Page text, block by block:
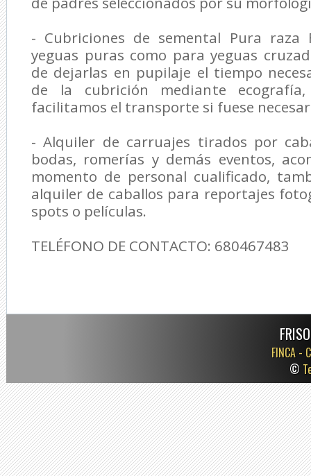
- Cubriciones de semental Pura
yeguas puras como para yeguas
de dejarlas en pupilaje el tiempo
de la cubrición mediante ecografía,
facilitamos el transporte si fuese
- Alquiler de carruajes tirados por
bodas, romerías y demás eventos,
momento de personal cualificado,
alquiler de caballos para reportajes
spots o películas.
TELÉFONO DE CONTACTO: 680467483
FINCA -
©